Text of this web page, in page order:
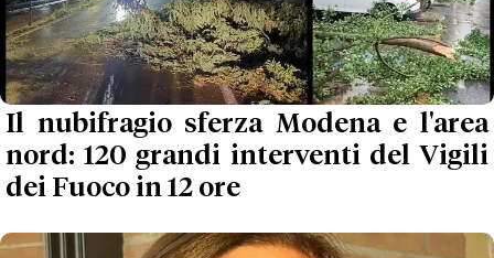
Il nubifragio sferza Modena e l'area
nord: 120 grandi interventi del Vigili
dei Fuoco in 12 ore